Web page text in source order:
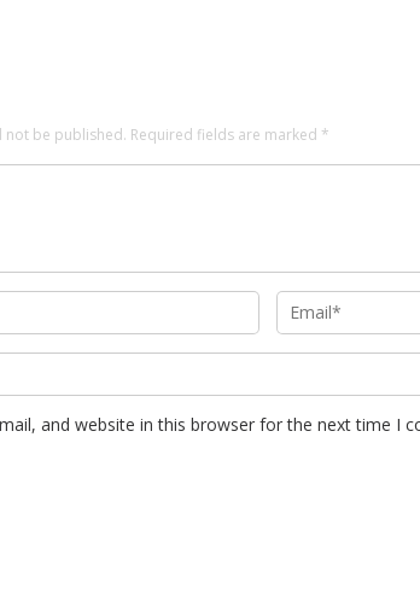
not be published. Required fields are marked *
and website in this browser for the next time I